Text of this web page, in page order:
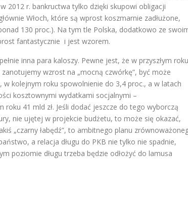
2012 r. bankructwa tylko dzięki skupowi obligacji
Włoch, które są wprost koszmarnie zadłużone,
130 proc.). Na tym tle Polska, dodatkowo ze
fantastycznie i jest wzorem.
inna para kaloszy. Pewne jest, że w przyszłym roku
wzrost na „mocną czwórkę”, być może
w kolejnym roku spowolnienie do 3,4 proc., a w latach
kosztownymi wydatkami socjalnymi –
41 mld zł. Jeśli dodać jeszcze do tego wyborczą
nie ujętej w projekcie budżetu, to może się okazać,
„czarny łabędź”, to ambitnego planu
a relacja długu do PKB nie tylko nie spadnie,
poziomie długu trzeba będzie odłożyć do lamusa